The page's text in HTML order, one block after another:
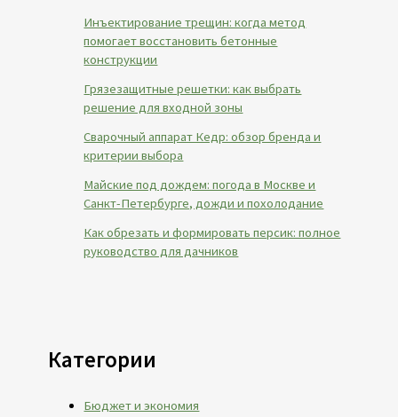
Инъектирование трещин: когда метод
помогает восстановить бетонные
конструкции
Грязезащитные решетки: как выбрать
решение для входной зоны
Сварочный аппарат Кедр: обзор бренда и
критерии выбора
Майские под дождем: погода в Москве и
Санкт-Петербурге, дожди и похолодание
Как обрезать и формировать персик: полное
руководство для дачников
Категории
Бюджет и экономия